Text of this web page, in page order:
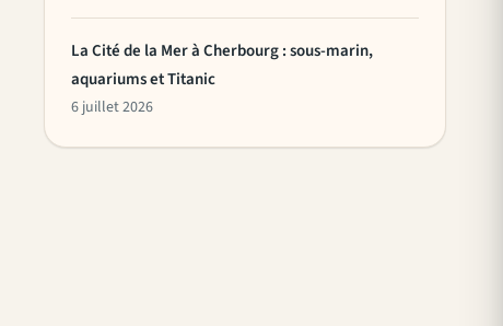
La Cité de la Mer à Cherbourg : sous-marin,
aquariums et Titanic
6 juillet 2026